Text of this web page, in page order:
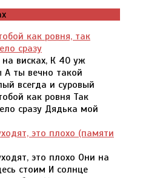
как ровня, так
сразу
висках, К 40 уж
А ты вечно такой
всегда и суровый
как ровня Так
сразу Дядька мой
это плохо (памяти
это плохо Они на
стоим И солнце